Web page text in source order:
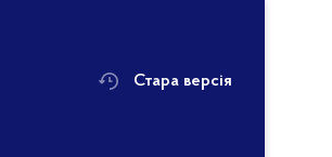
Стара версія